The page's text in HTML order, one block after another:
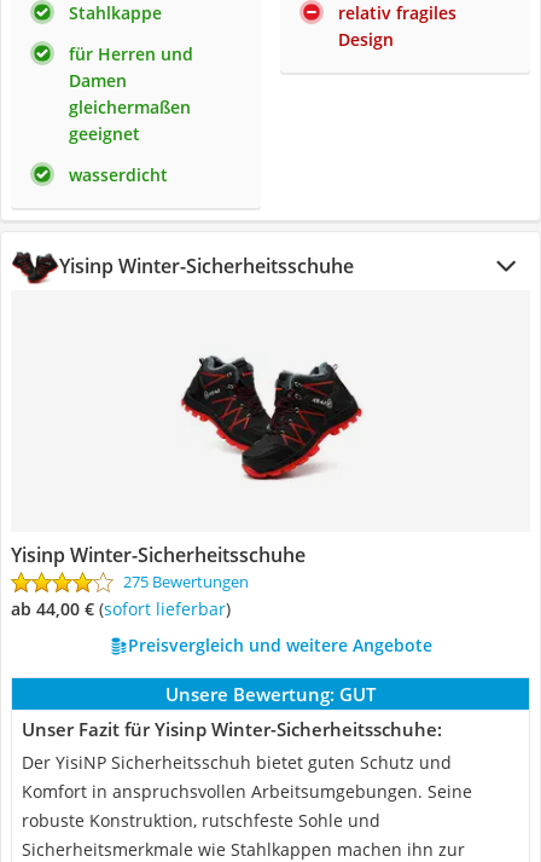
Stahlkappe
für Herren und
Damen
gleichermaßen
geeignet
wasserdicht
relativ fragiles
Design
Yisinp Winter-Sicherheitsschuhe
Yisinp Winter-Sicherheitsschuhe
275 Bewertungen
ab 44,00 € ( Sofort lieferbar)
Preisvergleich und weitere Angebote
Unsere Bewertung: GUT
Unser Fazit für Yisinp Winter-Sicherheitsschuhe:
Der YisiNP Sicherheitsschuh bietet guten Schutz und
Komfort in anspruchsvollen Arbeitsumgebungen. Seine
robuste Konstruktion, rutschfeste Sohle und
Sicherheitsmerkmale wie Stahlkappen machen ihn zur